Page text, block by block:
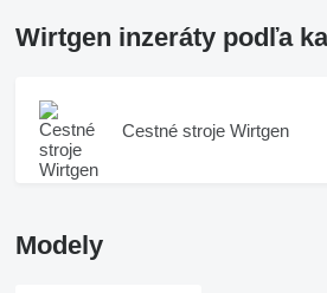
Wirtgen inzeráty podľa
Cestné stroje Wirtgen
Modely